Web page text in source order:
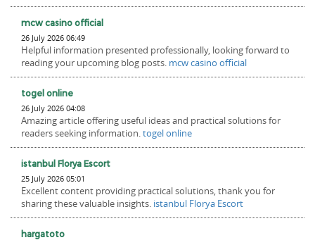
mcw casino official
26 July 2026 06:49
Helpful information presented professionally, looking forward to
reading your upcoming blog posts. mcw casino official
togel online
26 July 2026 04:08
Amazing article offering useful ideas and practical solutions for
readers seeking information.togel online
istanbul Florya Escort
25 July 2026 05:01
Excellent content providing practical solutions, thank you for
sharing these valuable insights. istanbul Florya Escort
hargatoto